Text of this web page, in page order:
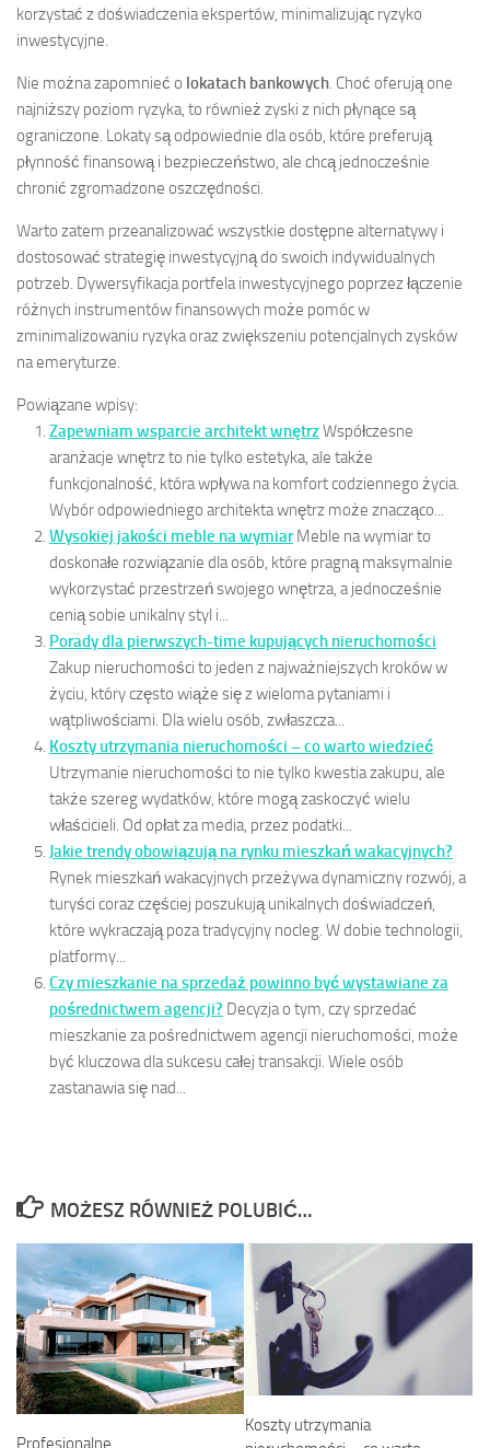
korzystać z doświadczenia ekspertów, minimalizując ryzyko
inwestycyjne.
Nie można zapomnieć o lokatach bankowych. Choć oferują one
najniższy poziom ryzyka, to również zyski z nich płynące są
ograniczone. Lokaty są odpowiednie dla osób, które preferują
płynność finansową i bezpieczeństwo, ale chcą jednocześnie
chronić zgromadzone oszczędności.
Warto zatem przeanalizować wszystkie dostępne alternatywy i
dostosować strategię inwestycyjną do swoich indywidualnych
potrzeb. Dywersyfikacja portfela inwestycyjnego poprzez łączenie
różnych instrumentów finansowych może pomóc w
zminimalizowaniu ryzyka oraz zwiększeniu potencjalnych zysków
na emeryturze.
Powiązane wpisy:
Zapewniam wsparcie architekt wnętrzWspółczesne
aranżacje wnętrz to nie tylko estetyka, ale także
funkcjonalność, która wpływa na komfort codziennego życia.
Wybór odpowiedniego architekta wnętrz może znacząco...
Wysokiej jakości meble na wymiar Meble na wymiar to
doskonałe rozwiązanie dla osób, które pragną maksymalnie
wykorzystać przestrzeń swojego wnętrza, a jednocześnie
cenią sobie unikalny styl i...
Porady dla pierwszych-time kupujących nieruchomości
Zakup nieruchomości to jeden z najważniejszych kroków w
życiu, który często wiąże się z wieloma pytaniami i
wątpliwościami. Dla wielu osób, zwłaszcza...
Koszty utrzymania nieruchomości – co warto wiedzieć
Utrzymanie nieruchomości to nie tylko kwestia zakupu, ale
także szereg wydatków, które mogą zaskoczyć wielu
właścicieli. Od opłat za media, przez podatki...
Jakie trendy obowiązują na rynku mieszkań wakacyjnych?
Rynek mieszkań wakacyjnych przeżywa dynamiczny rozwój, a
turyści coraz częściej poszukują unikalnych doświadczeń,
które wykraczają poza tradycyjny nocleg. W dobie technologii,
platformy...
Czy mieszkanie na sprzedaż powinno być wystawiane za
pośrednictwem agencji? Decyzja o tym, czy sprzedać
mieszkanie za pośrednictwem agencji nieruchomości, może
być kluczowa dla sukcesu całej transakcji. Wiele osób
zastanawia się nad...
MOŻESZ RÓWNIEŻ POLUBIĆ…
Profesjonalne
Koszty utrzymania